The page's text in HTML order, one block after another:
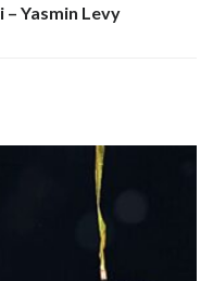
Yasmin Levy